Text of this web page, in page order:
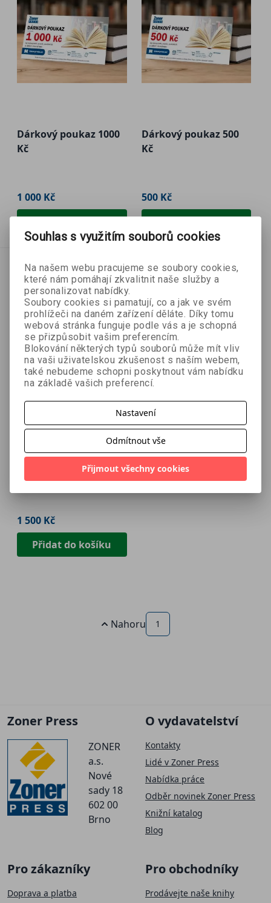
Dárkový poukaz 1000
Kč
1 000 Kč
Dárkový poukaz 500
Kč
500 Kč
Dárkový poukaz 1500
1 500 Kč
Přidat do košíku
Nahoru 1
Zoner Press
ZONER
a.s.
Nové
sady 18
602 00
Brno
O vydavatelství
Kontakty
Lidé v Zoner Press
Nabídka práce
Odběr novinek Zoner Press
Knižní katalog
Blog
Pro zákazníky
Doprava a platba
Pro obchodníky
Prodávejte naše knihy
Souhlas s využitím souborů cookies
Na našem webu pracujeme se soubory cookies,
které nám pomáhají zkvalitnit naše služby a
personalizovat nabídky.
Soubory cookies si pamatují, co a jak ve svém
prohlížeči na daném zařízení děláte. Díky tomu
webová stránka funguje podle vás a je schopná
se přizpůsobit vašim preferencím.
Blokování některých typů souborů může mít vliv
na vaši uživatelskou zkušenost s naším webem,
také nebudeme schopni poskytnout vám nabídku
na základě vašich preferencí.
Nastavení
Odmítnout vše
Přijmout všechny cookies